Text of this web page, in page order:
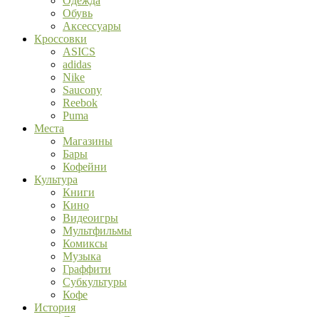
Обувь
Аксессуары
Кроссовки
ASICS
adidas
Nike
Saucony
Reebok
Puma
Места
Магазины
Бары
Кофейни
Культура
Книги
Кино
Видеоигры
Мультфильмы
Комиксы
Музыка
Граффити
Субкультуры
Кофе
История